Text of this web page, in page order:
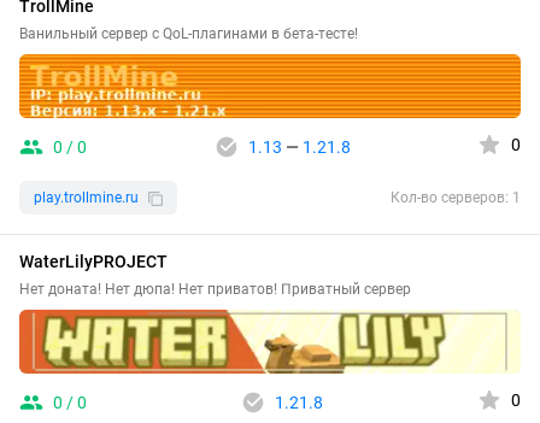
TrollMine
Ванильный сервер с QoL-плагинами в бета-тесте!
0 / 0 1.13 — 1.21.8 0
play.trollmine.ru Кол-во серверов: 1
WaterLilyPROJECT
Нет доната! Нет дюпа! Нет приватов! Приватный сервер
0 / 0 1.21.8 0